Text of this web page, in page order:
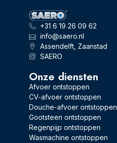
+31 6 19 26 09 62
info@saero.nl
Assendelft, Zaanstad
SAERO
Onze diensten
Afvoer ontstoppen
CV-afvoer ontstoppen
Douche-afvoer ontstoppen
Gootsteen ontstoppen
Regenpijp ontstoppen
Wasmachine ontstoppen